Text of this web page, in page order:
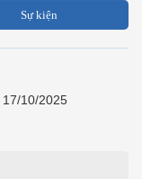
Sự kiện
10/2025